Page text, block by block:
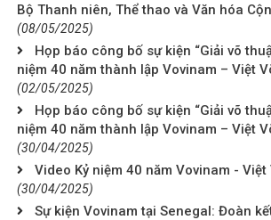
Bộ Thanh niên, Thể thao và Văn hóa
(08/05/2025)
Họp báo công bố sự kiện “Giải võ
niệm 40 năm thành lập Vovinam – Việt
(02/05/2025)
Họp báo công bố sự kiện “Giải võ
niệm 40 năm thành lập Vovinam – Việt
(30/04/2025)
Video Kỷ niệm 40 năm Vovinam -
(30/04/2025)
Sự kiện Vovinam tại Senegal: Đoàn